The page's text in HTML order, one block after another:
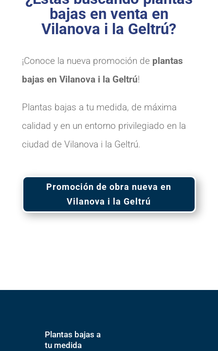
bajas en venta en
Vilanova i la Geltrú?
¡Conoce la nueva promoción de plantas
bajas en Vilanova i la Geltrú!
Plantas bajas a tu medida, de máxima
calidad y en un entorno privilegiado en la
ciudad de Vilanova i la Geltrú.
Promoción de obra nueva en
Vilanova i la Geltrú
Plantas bajas a
tu medida